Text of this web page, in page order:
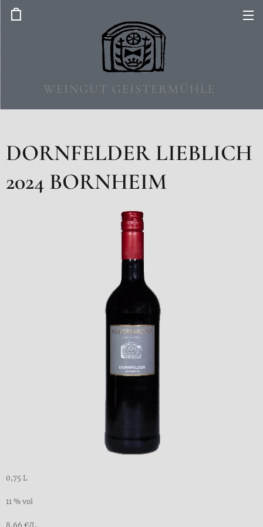
WEINGUT GEISTERMÜHLE
DORNFELDER LIEBLICH
2024 BORNHEIM
0,75 L
11 % vol
8,66 €/L